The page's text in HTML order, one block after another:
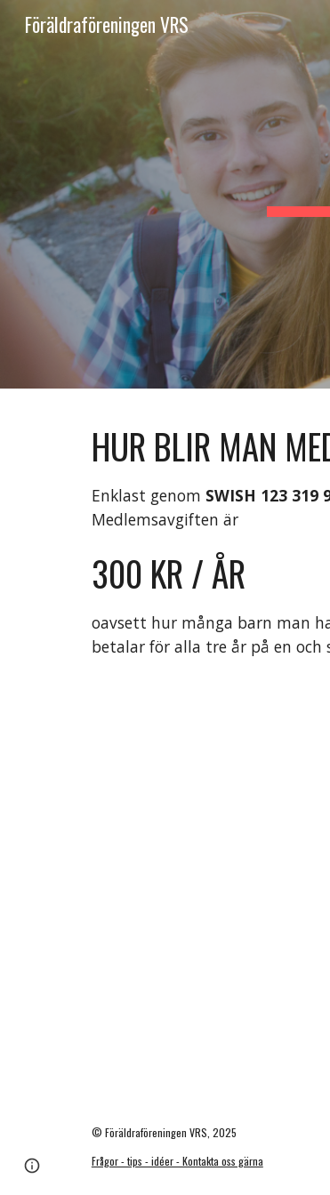
Föräldraföreningen VRS
HUR BLIR MAN
Enklast genom SWISH 123 319
Medlemsavgiften är
300 KR / ÅR
oavsett hur många barn man
betalar för alla tre år på en och
© Föräldraföreningen VRS, 2025
Frågor - tips - idéer - Kontakta oss gärna
Report abuse